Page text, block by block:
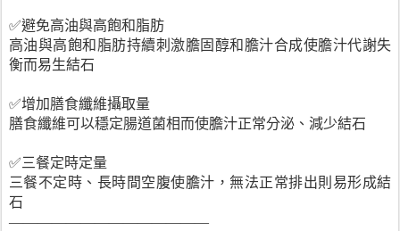
✅避免高油與高飽和脂肪
高油與高飽和脂肪持續刺激膽固醇和膽汁合成使膽汁代謝失
衡而易生結石
✅增加膳食纖維攝取量
膳食纖維可以穩定腸道菌相而使膽汁正常分泌、減少結石
✅三餐定時定量
三餐不定時、長時間空腹使膽汁，無法正常排出則易形成結
石
——————————————